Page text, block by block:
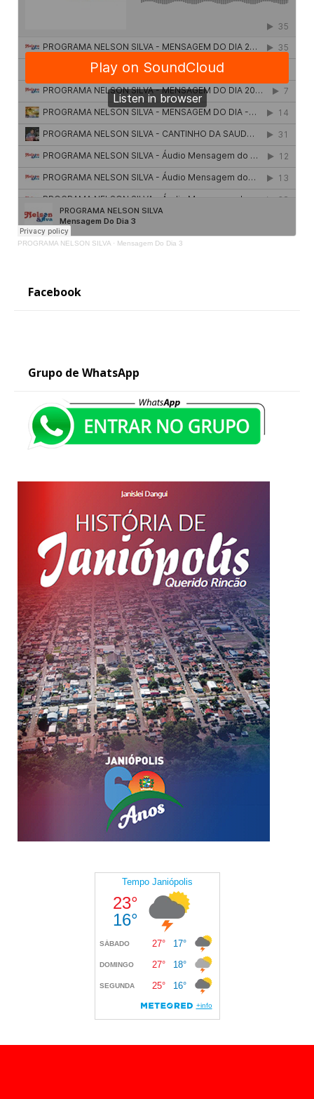
PROGRAMA NELSON SILVA · Mensagem Do Dia 3
Facebook
Grupo de WhatsApp